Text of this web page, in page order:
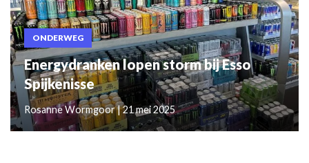
ONDERWEG
Energydranken lopen storm bij Esso
Spijkenisse
Rosanne Wormgoor | 21 mei 2025